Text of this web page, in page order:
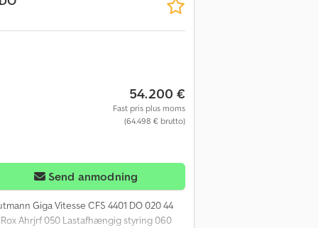
54.200 €
Fast pris plus moms
(64.498 € brutto)
Send anmodning
Giga Vitesse CFS 4401 DO 020 44
Ahrjrf 050 Lastafhængig styring 060